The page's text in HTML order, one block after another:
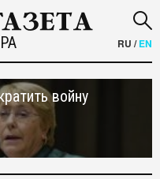
RU /EN
войну